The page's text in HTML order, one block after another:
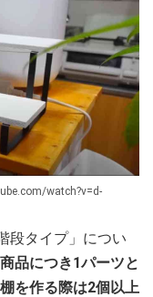
watch?v=d-
段タイプ」につい
品につき1パーツと
を作る際は2個以上